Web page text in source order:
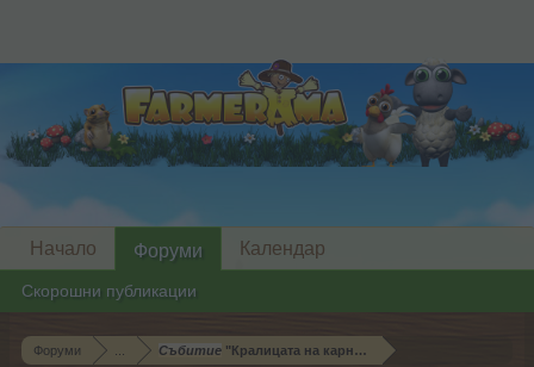
Форуми Събитие "Кралицата на карнавала"
Начало Форуми
Скорошни публикации
Календар